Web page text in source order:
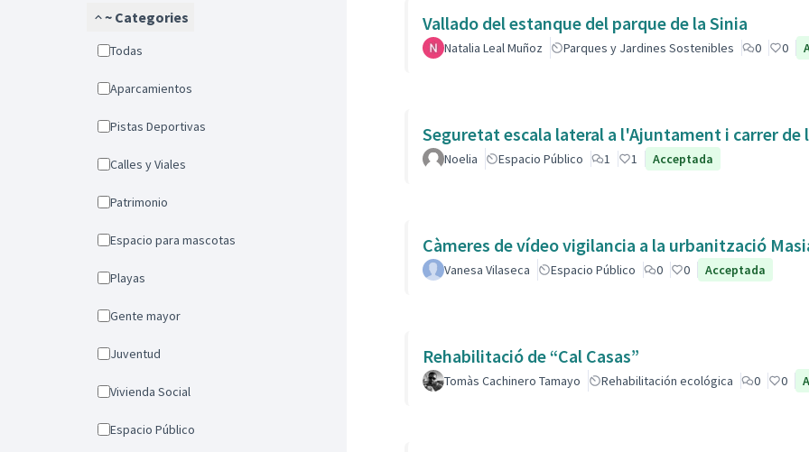
~ Categories
Todas
Aparcamientos
Pistas Deportivas
Calles y Viales
Patrimonio
Espacio para mascotas
Playas
Gente mayor
Juventud
Vivienda Social
Espacio Público
Vallado del estanque del parque de la Sinia
Natalia Leal Muñoz Parques y Jardines Sostenibles 0 0
Seguretat escala lateral a l'Ajuntament i carrer de
Noelia Espacio Público 1 1 Acceptada
Càmeres de vídeo vigilancia a la urbanització
Vanesa Vilaseca Espacio Público 0 0 Acceptada
Rehabilitació de “Cal Casas”
Tomàs Cachinero Tamayo Rehabilitación ecológica 0 0